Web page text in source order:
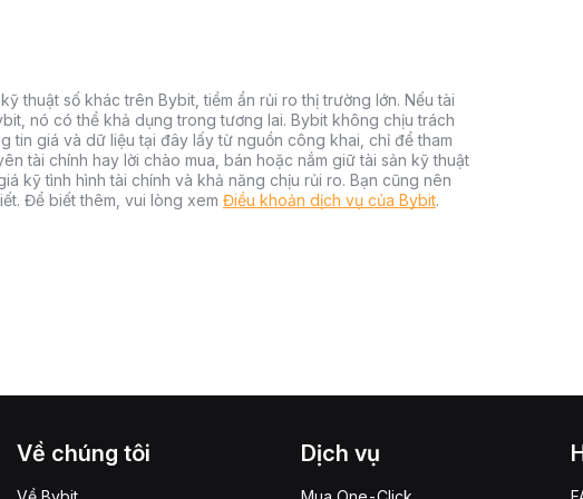
thuật số khác trên Bybit, tiềm ẩn rủi ro thị trường lớn. Nếu tài
nó có thể khả dụng trong tương lai. Bybit không chịu trách
tin giá và dữ liệu tại đây lấy từ nguồn công khai, chỉ để tham
tài chính hay lời chào mua, bán hoặc nắm giữ tài sản kỹ thuật
kỹ tình hình tài chính và khả năng chịu rủi ro. Bạn cũng nên
Để biết thêm, vui lòng xem Điều khoản dịch vụ của Bybit.
Về chúng tôi Dịch vụ